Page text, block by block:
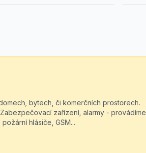
bytech, či komerčních prostorech.
zařízení, alarmy - provádíme
hlásiče, GSM...